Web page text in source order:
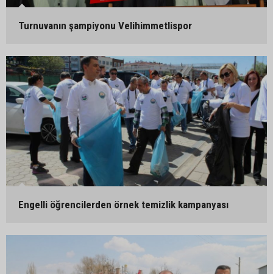
Turnuvanın şampiyonu Velihimmetlispor
Engelli öğrencilerden örnek temizlik kampanyası